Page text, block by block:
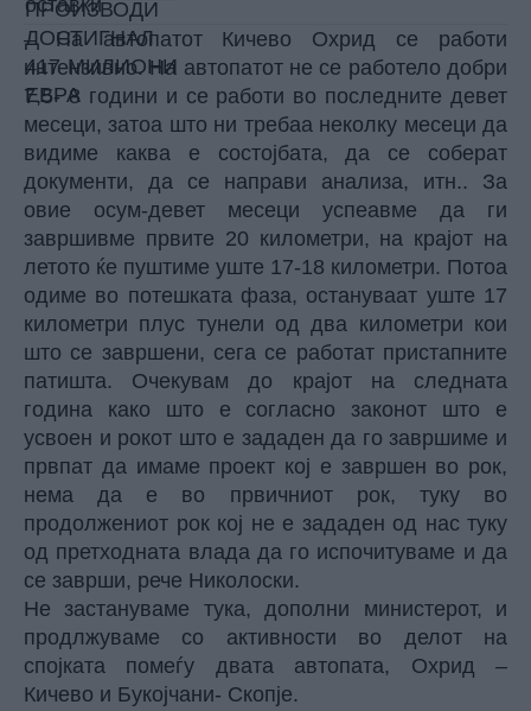
– На автопатот Кичево Охрид се работи
интензивно. На автопатот не се работело добри
7,5- 8 години и се работи во последните девет
месеци, затоа што ни требаа неколку месеци да
видиме каква е состојбата, да се соберат
документи, да се направи анализа, итн.. За
овие осум-девет месеци успеавме да ги
завршивме првите 20 километри, на крајот на
летото ќе пуштиме уште 17-18 километри. Потоа
одиме во потешката фаза, остануваат уште 17
километри плус тунели од два километри кои
што се завршени, сега се работат пристапните
патишта. Очекувам до крајот на следната
година како што е согласно законот што е
усвоен и рокот што е зададен да го завршиме и
првпат да имаме проект кој е завршен во рок,
нема да е во првичниот рок, туку во
продолжениот рок кој не е зададен од нас туку
од претходната влада да го испочитуваме и да
се заврши, рече Николоски.
Не застануваме тука, дополни министерот, и
продлжуваме со активности во делот на
спојката помеѓу двата автопата, Охрид –
Кичево и Букојчани- Скопје.